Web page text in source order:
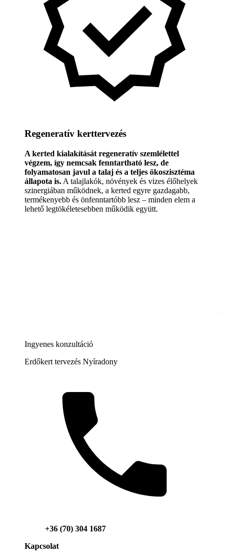
Regeneratív kerttervezés
A kerted kialakítását regeneratív szemlélettel
végzem, így nemcsak fenntartható lesz, de
folyamatosan javul a talaj és a teljes ökoszisztéma
állapota is. A talajlakók, növények és vizes élőhelyek
szinergiában működnek, a kerted egyre gazdagabb,
termékenyebb és önfenntartóbb lesz – minden elem a
lehető legtökéletesebben működik együtt.
Ingyenes konzultáció
Erdőkert tervezés Nyíradony
+36 (70) 304 1687
Kapcsolat